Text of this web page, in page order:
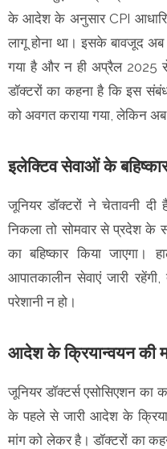
के आदेश के अनुसार CPI
लागू होना था। इसके बावजूद
गया है और न ही अप्रैल 2025
डॉक्टरों का कहना है कि इस
को अवगत कराया गया, लेकिन अब
इलेक्टिव सेवाओं के
जूनियर डॉक्टरों ने चेतावनी
निकला तो सोमवार से प्रदेश के
का बहिष्कार किया जाएगा।
आपातकालीन सेवाएं जारी
परेशानी न हो।
आदेश के क्रियान्वयन की
जूनियर डॉक्टर्स एसोसिएशन
के पहले से जारी आदेश के
मांग को लेकर है। डॉक्टरों का